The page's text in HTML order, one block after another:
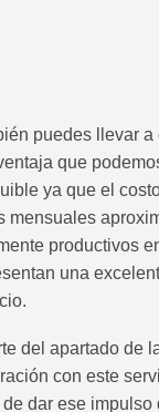
puedes llevar
que
ya que el
mensuales
productivos
una
del apartado de
con este
dar ese